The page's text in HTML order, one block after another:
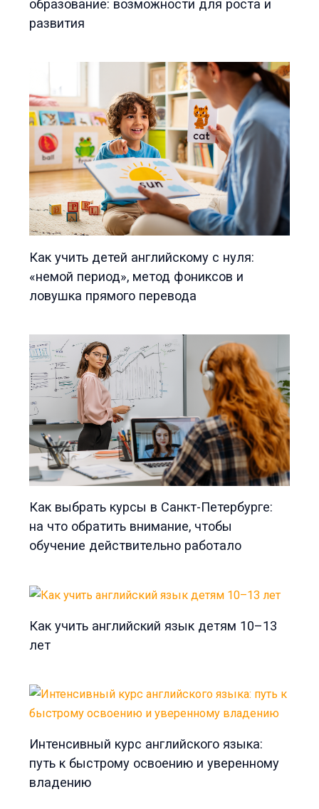
образование: возможности для роста и
развития
Как учить детей английскому с нуля:
«немой период», метод фониксов и
ловушка прямого перевода
Как выбрать курсы в Санкт-Петербурге:
на что обратить внимание, чтобы
обучение действительно работало
Как учить английский язык детям 10–13
лет
Интенсивный курс английского языка:
путь к быстрому освоению и уверенному
владению